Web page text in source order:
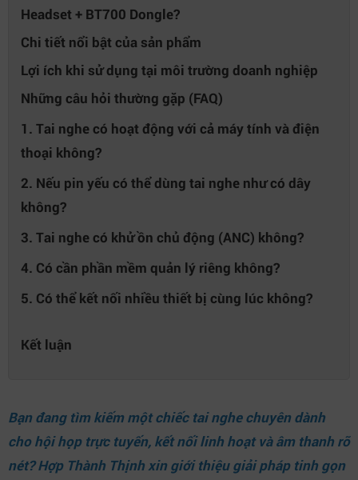
Headset + BT700 Dongle?
Chi tiết nổi bật của sản phẩm
Lợi ích khi sử dụng tại môi trường doanh nghiệp
Những câu hỏi thường gặp (FAQ)
1. Tai nghe có hoạt động với cả máy tính và điện
thoại không?
2. Nếu pin yếu có thể dùng tai nghe như có dây
không?
3. Tai nghe có khử ồn chủ động (ANC) không?
4. Có cần phần mềm quản lý riêng không?
5. Có thể kết nối nhiều thiết bị cùng lúc không?
Kết luận
Bạn đang tìm kiếm một chiếc tai nghe chuyên dành
cho hội họp trực tuyến, kết nối linh hoạt và âm thanh rõ
nét?Hợp Thành Thịnhxin giới thiệu giải pháp tinh gọn